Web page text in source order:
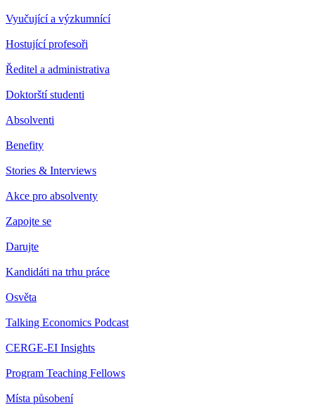
Vyučující a výzkumnící
Hostující profesoři
Ředitel a administrativa
Doktorští studenti
Absolventi
Benefity
Stories & Interviews
Akce pro absolventy
Zapojte se
Darujte
Kandidáti na trhu práce
Osvěta
Talking Economics Podcast
CERGE-EI Insights
Program Teaching Fellows
Místa působení